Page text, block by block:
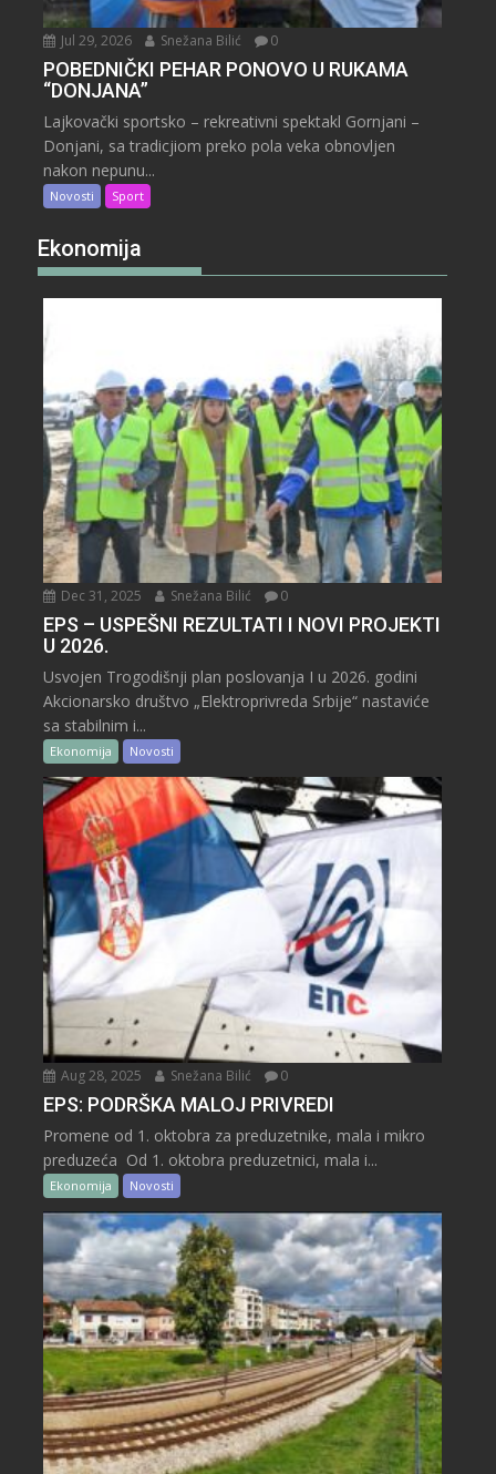
Jul 29, 2026 Snežana Bilić 0
POBEDNIČKI PEHAR PONOVO U RUKAMA
“DONJANA”
Lajkovački sportsko – rekreativni spektakl Gornjani –
Donjani, sa tradicjiom preko pola veka obnovljen
nakon nepunu...
Novosti Sport
Ekonomija
Dec 31, 2025 Snežana Bilić 0
EPS – USPEŠNI REZULTATI I NOVI PROJEKTI
U 2026.
Usvojen Trogodišnji plan poslovanja I u 2026. godini
Akcionarsko društvo „Elektroprivreda Srbije“ nastaviće
sa stabilnim i...
Ekonomija Novosti
Aug 28, 2025 Snežana Bilić 0
EPS: PODRŠKA MALOJ PRIVREDI
Promene od 1. oktobra za preduzetnike, mala i mikro
preduzeća Od 1. oktobra preduzetnici, mala i...
Ekonomija Novosti